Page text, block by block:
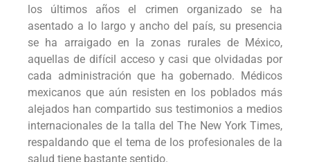
los últimos años el crimen organizado se ha
asentado a lo largo y ancho del país, su presencia
se ha arraigado en la zonas rurales de México,
aquellas de difícil acceso y casi que olvidadas por
cada administración que ha gobernado. Médicos
mexicanos que aún resisten en los poblados más
alejados han compartido sus testimonios a medios
internacionales de la talla del The New York Times,
respaldando que el tema de los profesionales de la
salud tiene bastante sentido.